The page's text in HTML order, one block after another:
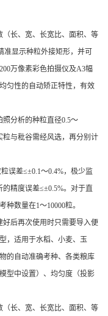
长、宽、长宽比、面积、等
准显示种粒外接矩形，并可
万像素彩色拍摄仪及A3幅
匀性的自动矫正特性，有效
分析的种粒直径0.5～
粒与秕谷需经风选，再分别计
误差≤±0.1～0.4%，极少监
精度误差≤±0.5%。对于直
数量在1～10000粒。
后再次使用时只需要导入便
，适用于水稻、小麦、玉
的自动准确考种、各类粮库
型中设置）、均匀度（投影
长、宽、长宽比、面积、等